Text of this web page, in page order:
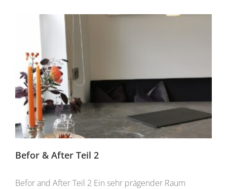
Befor & After Teil 2
Befor and After Teil 2 Ein sehr prägender Raum